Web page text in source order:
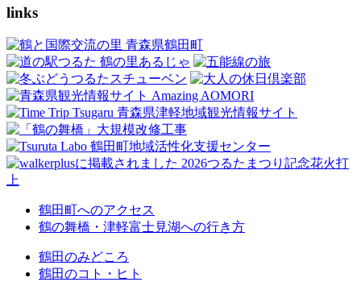
links
鶴田町へのアクセス
鶴の舞橋・津軽富士見湖への行き方
鶴田のみどころ
鶴田のコト・ヒト